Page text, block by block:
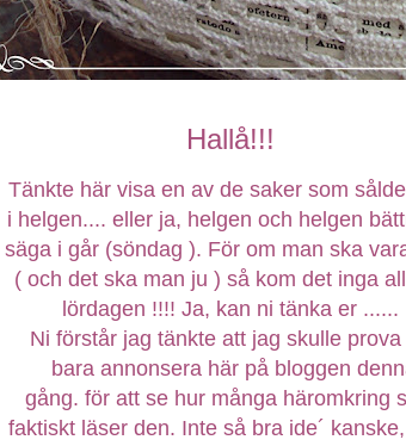
Hallå!!!
Tänkte här visa en av de saker som
i helgen.... eller ja, helgen och helgen
säga i går (söndag ). För om man ska
( och det ska man ju ) så kom det inga
lördagen !!!! Ja, kan ni tänka er ......
Ni förstår jag tänkte att jag skulle prova
bara annonsera här på bloggen
gång. för att se hur många häromkring
faktiskt läser den. Inte så bra ide´